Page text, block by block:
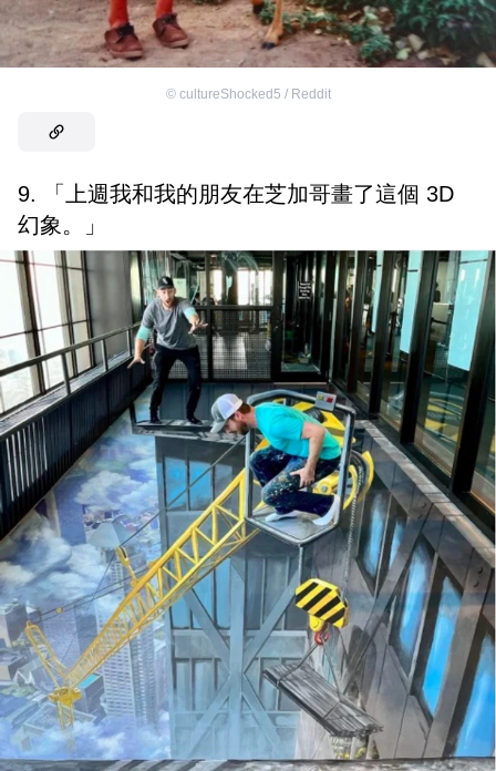
© cultureShocked5 / Reddit
9. 「上週我和我的朋友在芝加哥畫了這個 3D
幻象。」